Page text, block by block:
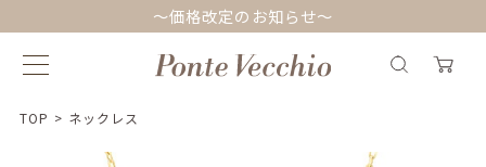
～価格改定のお知らせ～
TOP > ネックレス